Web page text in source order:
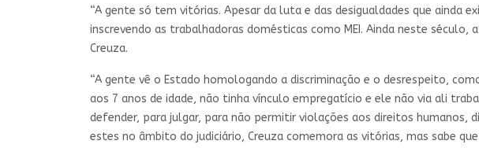
“A gente só tem vitórias. Apesar da luta e das desigualdades que
inscrevendo as trabalhadoras domésticas como MEI. Ainda neste
Creuza.
“A gente vê o Estado homologando a discriminação e o desrespeito,
aos 7 anos de idade, não tinha vínculo empregatício e ele não via ali
defender, para julgar, para não permitir violações aos direitos humanos,
estes no âmbito do judiciário, Creuza comemora as vitórias, mas sabe